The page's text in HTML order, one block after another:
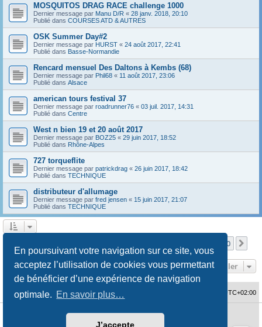
En poursuivant votre navigation sur ce site, vous
acceptez l’utilisation de cookies vous permettant
de bénéficier d’une expérience de navigation
optimale. En savoir plus…
J’accepte
MOSQUITOS DRAG RACE challenge 1000
Dernier message par Manu D/R « 28 janv. 2018, 20:10
Publié dans COURSES ATD & AUTRES
OSK Summer Day#2
Dernier message par HURST « 24 août 2017, 22:41
Publié dans Basse-Normandie
Rencard mensuel Des Daltons à Kembs (68)
Dernier message par Phil68 « 11 août 2017, 23:06
Publié dans Alsace
american tours festival 37
Dernier message par roadrunner76 « 03 juil. 2017, 14:31
Publié dans Centre
West n bien 19 et 20 août 2017
Dernier message par BOZ25 « 29 juin 2017, 18:52
Publié dans Rhône-Alpes
727 torqueflite
Dernier message par patrickdrag « 26 juin 2017, 18:42
Publié dans TECHNIQUE
distributeur d'allumage
Dernier message par fred jensen « 15 juin 2017, 21:07
Publié dans TECHNIQUE
10
Aller
Accueil du forum UTC+02:00
Développé parphpBB® Forum Software © phpBB Limited
Traduction française officielle